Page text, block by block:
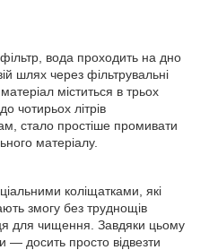
вода проходить на дно
шлях через фільтрувальні
міститься в трьох
чотирьох літрів
стало простіше промивати
матеріалу.
коліщатками, які
змогу без труднощів
для чищення. Завдяки цьому
— досить просто відвезти